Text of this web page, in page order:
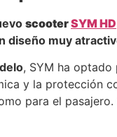
scooterSYM HD
diseño muy
, SYM ha
y la protección
para el